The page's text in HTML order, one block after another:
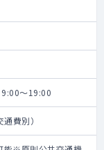
～19:00
費別）